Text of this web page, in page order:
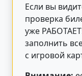
Если вы
проверка
уже
заполнить
с игровой